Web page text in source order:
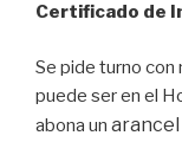
Certificado de
Se pide turno con
puede ser en el
abona un arancel